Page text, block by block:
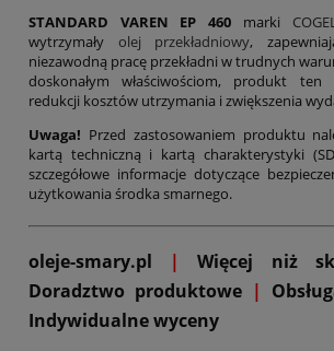
STANDARD VAREN EP 460 marki
wytrzymały olej przekładniowy,
niezawodną pracę przekładni w trudnych
doskonałym właściwościom, produkt
redukcji kosztów utrzymania i zwiększenia
Uwaga! Przed zastosowaniem produktu
kartą techniczną i kartą charakterystyki
szczegółowe informacje dotyczące
użytkowania środka smarnego.
oleje-smary.pl | Więcej niż
Doradztwo produktowe |
Indywidualne wyceny